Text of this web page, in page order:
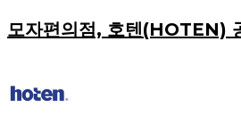
모자편의점, 호텐(HOTEN)